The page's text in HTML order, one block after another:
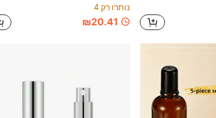
נותרו רק 4
₪20.41